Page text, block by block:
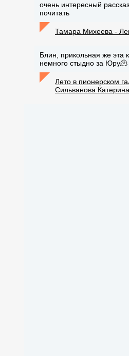
очень интересный
почитать
Тамара Михеева -
Блин, прикольная же эта
немного стыдно за Юру🫠
Лето в пионерском
Сильванова Катерина